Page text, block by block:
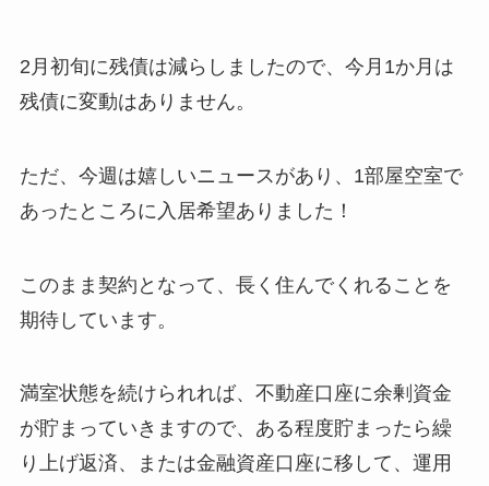
2月初旬に残債は減らしましたので、今月1か月は
残債に変動はありません。
ただ、今週は嬉しいニュースがあり、1部屋空室で
あったところに入居希望ありました！
このまま契約となって、長く住んでくれることを
期待しています。
満室状態を続けられれば、不動産口座に余剰資金
が貯まっていきますので、ある程度貯まったら繰
り上げ返済、または金融資産口座に移して、運用